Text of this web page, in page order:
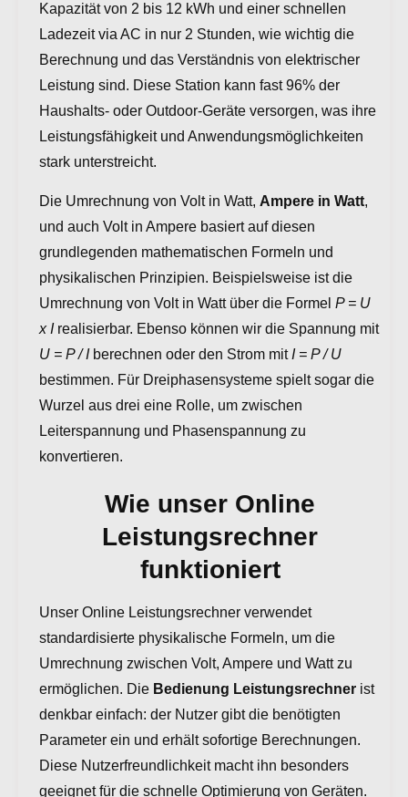
Kapazität von 2 bis 12 kWh und einer schnellen
Ladezeit via AC in nur 2 Stunden, wie wichtig die
Berechnung und das Verständnis von elektrischer
Leistung sind. Diese Station kann fast 96% der
Haushalts- oder Outdoor-Geräte versorgen, was ihre
Leistungsfähigkeit und Anwendungsmöglichkeiten
stark unterstreicht.
Die Umrechnung von Volt in Watt, Ampere in Watt,
und auch Volt in Ampere basiert auf diesen
grundlegenden mathematischen Formeln und
physikalischen Prinzipien. Beispielsweise ist die
Umrechnung von Volt in Watt über die Formel P = U
x Irealisierbar. Ebenso können wir die Spannung mit
U = P / Iberechnen oder den Strom mit I = P / U
bestimmen. Für Dreiphasensysteme spielt sogar die
Wurzel aus drei eine Rolle, um zwischen
Leiterspannung und Phasenspannung zu
konvertieren.
Wie unser Online
Leistungsrechner
funktioniert
Unser Online Leistungsrechner verwendet
standardisierte physikalische Formeln, um die
Umrechnung zwischen Volt, Ampere und Watt zu
ermöglichen. Die Bedienung Leistungsrechner ist
denkbar einfach: der Nutzer gibt die benötigten
Parameter ein und erhält sofortige Berechnungen.
Diese Nutzerfreundlichkeit macht ihn besonders
geeignet für die schnelle Optimierung von Geräten.